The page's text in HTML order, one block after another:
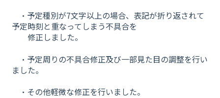
・予定種別が7文字以上の場合、表記が折り返されて
予定時刻と重なってしまう不具合を
修正しました。
・予定周りの不具合修正及び一部見た目の調整を行い
ました。
・その他軽微な修正を行いました。